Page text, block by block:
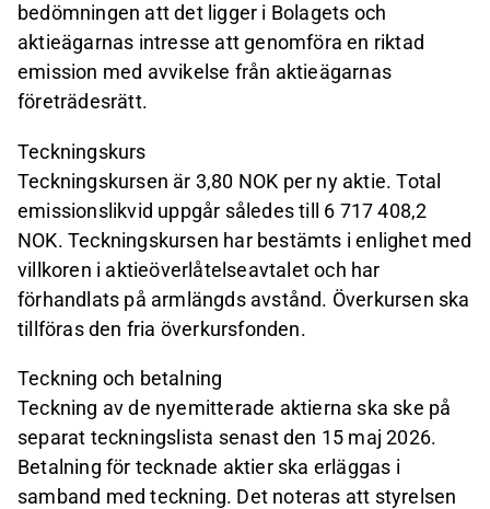
bedömningen att det ligger i Bolagets och
aktieägarnas intresse att genomföra en riktad
emission med avvikelse från aktieägarnas
företrädesrätt.
Teckningskurs
Teckningskursen är 3,80 NOK per ny aktie. Total
emissionslikvid uppgår således till 6 717 408,2
NOK. Teckningskursen har bestämts i enlighet med
villkoren i aktieöverlåtelseavtalet och har
förhandlats på armlängds avstånd. Överkursen ska
tillföras den fria överkursfonden.
Teckning och betalning
Teckning av de nyemitterade aktierna ska ske på
separat teckningslista senast den 15 maj 2026.
Betalning för tecknade aktier ska erläggas i
samband med teckning. Det noteras att styrelsen